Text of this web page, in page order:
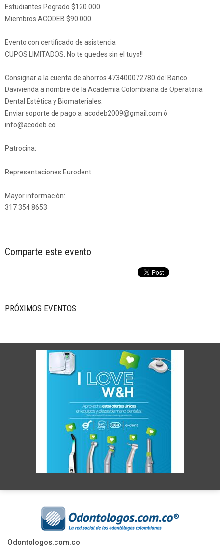
Estudiantes Pegrado $120.000
Miembros ACODEB $90.000
Evento con certificado de asistencia
CUPOS LIMITADOS. No te quedes sin el tuyo!!
Consignar a la cuenta de ahorros 473400072780 del Banco
Davivienda a nombre de la Academia Colombiana de Operatoria
Dental Estética y Biomateriales.
Enviar soporte de pago a: acodeb2009@gmail.com ó
info@acodeb.co
Patrocina:
Representaciones Eurodent.
Mayor información:
317 354 8653
Comparte este evento
PRÓXIMOS EVENTOS
Odontologos.com.co